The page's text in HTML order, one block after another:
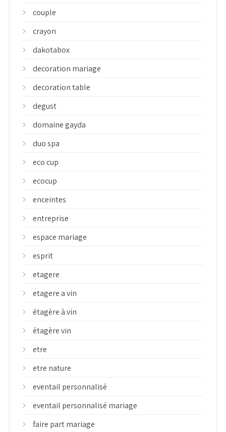
couple
crayon
dakotabox
decoration mariage
decoration table
degust
domaine gayda
duo spa
eco cup
ecocup
enceintes
entreprise
espace mariage
esprit
etagere
etagere a vin
étagère à vin
étagère vin
etre
etre nature
eventail personnalisé
eventail personnalisé mariage
faire part mariage